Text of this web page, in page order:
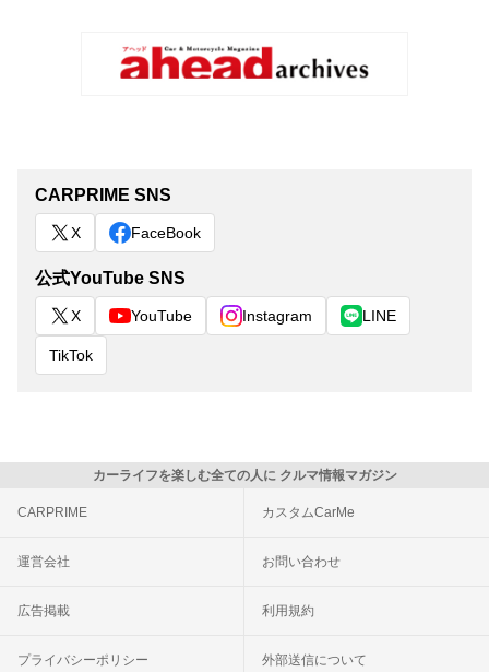
CARPRIME SNS
X FaceBook
公式YouTube SNS
X YouTube Instagram LINE
TikTok
カーライフを楽しむ全ての人に クルマ情報マガジン
CARPRIME カスタムCarMe
運営会社 お問い合わせ
広告掲載 利用規約
プライバシーポリシー 外部送信について